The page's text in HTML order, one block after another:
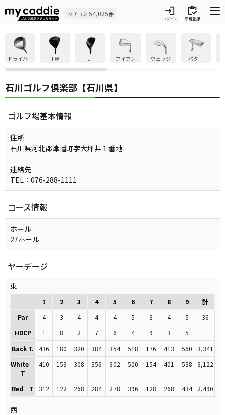
クチコミ 54,025件 login
ログイン
inventory
新規登録
ドライバー FW UT アイアン ウェッジ パター
石川ゴルフ倶楽部【石川県】
ゴルフ場基本情報
住所
石川県河北郡津幡町字大坪井１番地
連絡先
TEL：076-288-1111
コース情報
ホール
27ホール
ヤーデージ
東
1 2 3 4 5 6 7 8 9
計
Par
4 3 4 4 4 5 3 4 5
36
HDCP
1 8 2 7 6 4 9 3
5
Back T.
436 180 320 384 354 518 176 413 560
3,341
White
T
410 153 308 356 302 500 154 401 538 3,122
Red T 312 122 268 284 278 396 128 268 434 2,490
西